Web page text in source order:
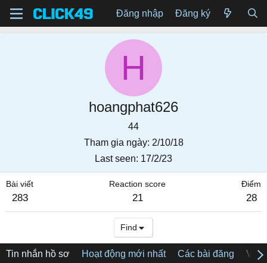
Đăng nhập Đăng ký
H
hoangphat626
44
Tham gia ngày 2/10/18
Last seen 17/2/23
Bài viết
283
Reaction score
21
Điểm
28
Find
Tin nhắn hồ sơ Hoạt động mới nhất Các bài đăng Về